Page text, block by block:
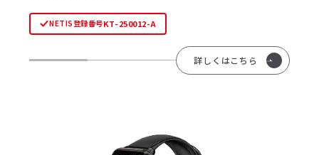
NETIS登録番号KT-250012-A
詳しくはこちら